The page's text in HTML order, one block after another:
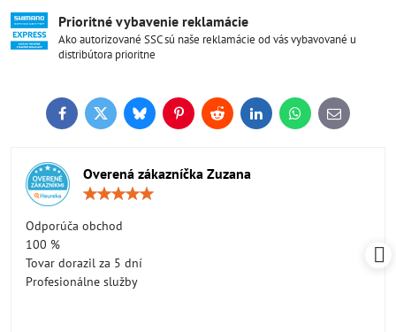
Prioritné vybavenie reklamácie
Ako autorizované SSC sú naše reklamácie od vás vybavované u
distribútora prioritne
FacebookTwitterBlueskyPinterestReddit LinkedInWhatsApp
E-
mail
Overená zákazníčka Zuzana
Odporúča obchod
100 %
Tovar dorazil za 5 dní
Profesionálne služby